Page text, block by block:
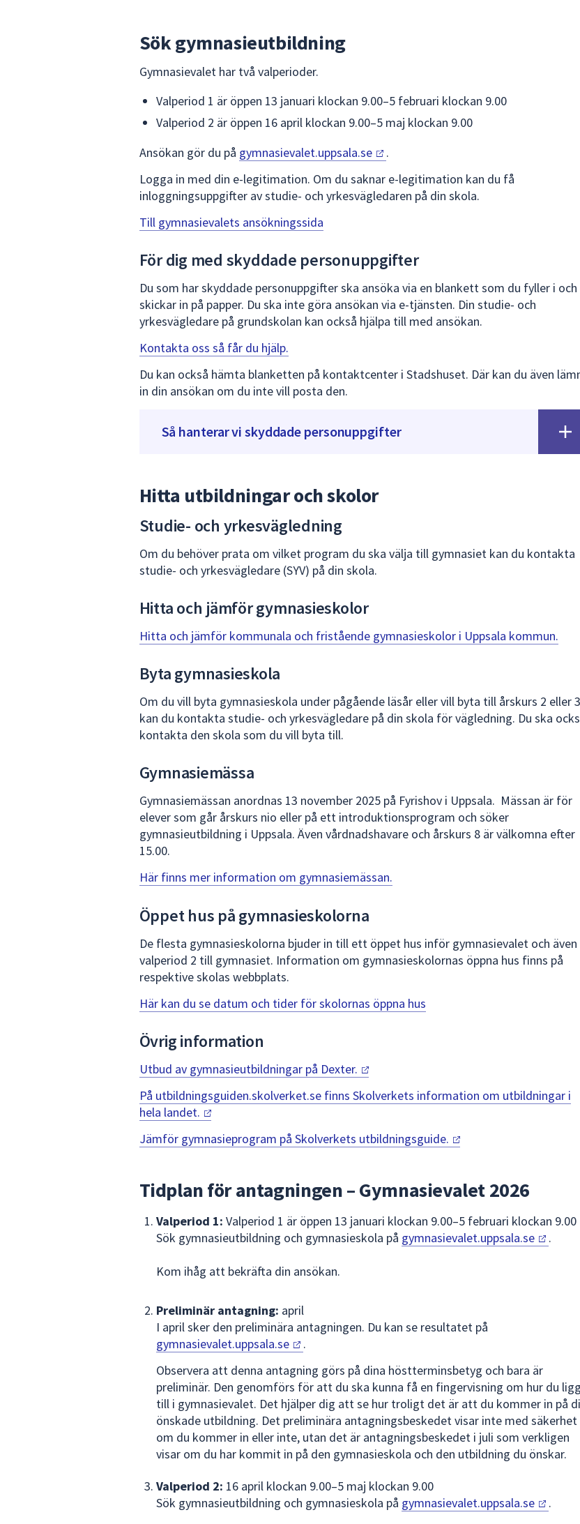
Sök gymnasieutbildning
Gymnasievalet har två valperioder.
Valperiod 1 är öppen 13 januari klockan 9.00–5 februari klockan 9.00
Valperiod 2 är öppen 16 april klockan 9.00–5 maj klockan 9.00
Ansökan gör du på gymnasievalet.uppsala.se
.
Logga in med din e-legitimation. Om du saknar e-legitimation kan du få
inloggningsuppgifter av studie- och yrkesvägledaren på din skola.
Till gymnasievalets ansökningssida
För dig med skyddade personuppgifter
Du som har skyddade personuppgifter ska ansöka via en blankett som du fyller i och
skickar in på papper. Du ska inte göra ansökan via e-tjänsten. Din studie- och
yrkesvägledare på grundskolan kan också hjälpa till med ansökan.
Kontakta oss så får du hjälp.
Du kan också hämta blanketten på kontaktcenter i Stadshuset. Där kan du även
in din ansökan om du inte vill posta den.
Så hanterar vi skyddade personuppgifter
Hitta utbildningar och skolor
Studie- och yrkesvägledning
Om du behöver prata om vilket program du ska välja till gymnasiet kan du kontakta
studie- och yrkesvägledare (SYV) på din skola.
Hitta och jämför gymnasieskolor
Hitta och jämför kommunala och fristående gymnasieskolor i Uppsala kommun.
Byta gymnasieskola
Om du vill byta gymnasieskola under pågående läsår eller vill byta till årskurs 2 eller 3
kan du kontakta studie- och yrkesvägledare på din skola för vägledning. Du ska
kontakta den skola som du vill byta till.
Gymnasiemässa
Gymnasiemässan anordnas 13 november 2025 på Fyrishov i Uppsala. Mässan är för
elever som går årskurs nio eller på ett introduktionsprogram och söker
gymnasieutbildning i Uppsala. Även vårdnadshavare och årskurs 8 är välkomna efter
15.00.
Här finns mer information om gymnasiemässan.
Öppet hus på gymnasieskolorna
De flesta gymnasieskolorna bjuder in till ett öppet hus inför gymnasievalet och även
valperiod 2 till gymnasiet. Information om gymnasieskolornas öppna hus finns på
respektive skolas webbplats.
Här kan du se datum och tider för skolornas öppna hus
Övrig information
Utbud av gymnasieutbildningar på Dexter.
På utbildningsguiden.skolverket.se finns Skolverkets information om utbildningar i
hela landet.
Jämför gymnasieprogram på Skolverkets utbildningsguide.
Tidplan för antagningen – Gymnasievalet 2026
Valperiod 1: Valperiod 1 är öppen 13 januari klockan 9.00–5 februari klockan 9.00
Sök gymnasieutbildning och gymnasieskola på gymnasievalet.uppsala.se .
Kom ihåg att bekräfta din ansökan.
Preliminär antagning: april
I april sker den preliminära antagningen. Du kan se resultatet på
gymnasievalet.uppsala.se
.
Observera att denna antagning görs på dina höstterminsbetyg och bara är
preliminär. Den genomförs för att du ska kunna få en fingervisning om hur du
till i gymnasievalet. Det hjälper dig att se hur troligt det är att du kommer in på
önskade utbildning. Det preliminära antagningsbeskedet visar inte med säkerhet
om du kommer in eller inte, utan det är antagningsbeskedet i juli som verkligen
visar om du har kommit in på den gymnasieskola och den utbildning du önskar.
Valperiod 2: 16 april klockan 9.00–5 maj klockan 9.00
Sök gymnasieutbildning och gymnasieskola på gymnasievalet.uppsala.se
.